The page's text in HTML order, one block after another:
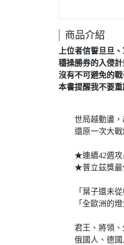
商品介紹
上位者信誓旦旦
穩操勝券的入侵
沒有不可避免的
本書提醒我不要
世局越動盪，
還原一次大戰爆
★連續42週攻
★普立茲獎最
「葉子還未從
「全歐洲的燈火
君王、將領、外
俄國人、德國人